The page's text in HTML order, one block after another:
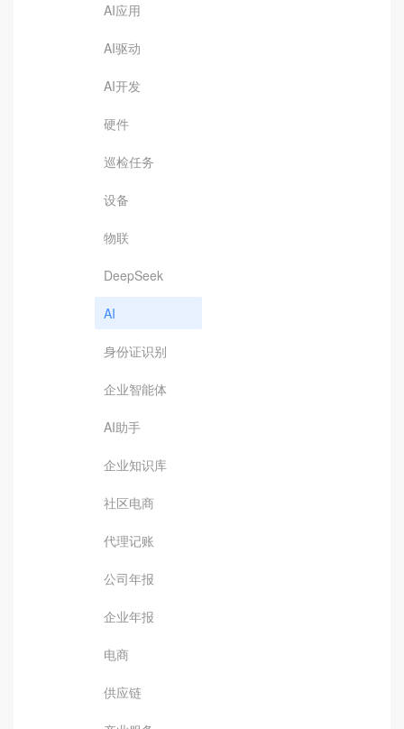
AI应用
AI驱动
AI开发
硬件
巡检任务
设备
物联
DeepSeek
AI
身份证识别
企业智能体
AI助手
企业知识库
社区电商
代理记账
公司年报
企业年报
电商
供应链